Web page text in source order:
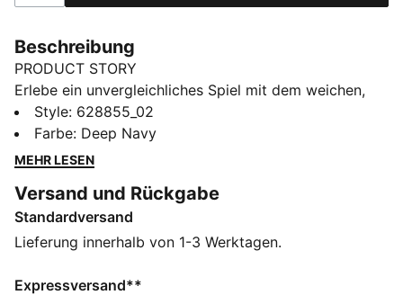
Beschreibung
PRODUCT STORY
Erlebe ein unvergleichliches Spiel mit dem weichen,
angerauten CLOUDSPUN Gewebe. Der stilbewusste
Kragen, die gebondete Brusttasche und der
feuchtigkeitsableitende 4-Wege-Stretch garantieren
sorgen für einen klassischen Touch.
FEATURES + VORTEILE
dryCELL: Performance-Technologie, die Feuchtigkeit
Training schweißfrei bleibst
Style: 628855_02
Farbe: Deep Navy
MEHR LESEN
Versand und Rückgabe
Standardversand
Lieferung innerhalb von 1-3 Werktagen.
Expressversand**